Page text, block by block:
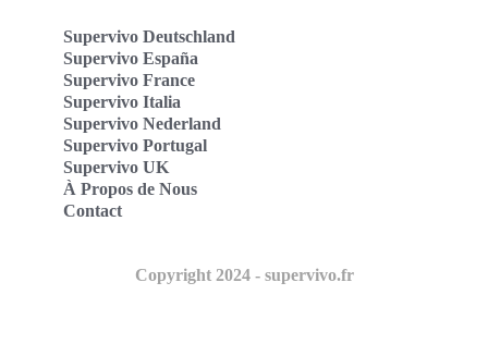
Supervivo Deutschland
Supervivo España
Supervivo France
Supervivo Italia
Supervivo Nederland
Supervivo Portugal
Supervivo UK
À Propos de Nous
Contact
Copyright 2024 - supervivo.fr